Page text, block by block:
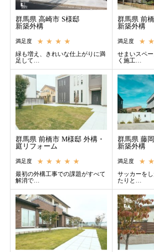
群馬県 高崎市 S様邸
新築外構
満足度 ★★★★
緑も増え、きれいな仕上がりに満
足して…
群馬県 前
新築外構
満足度
せまいスペ
く施工…
群馬県 前橋市 M様邸 外構・
庭リフォーム
満足度 ★★★★★
最初の外構工事での課題がすべて
解消で…
群馬県 藤
新築外構
満足度
サッカーを
たりと…
創園社とは
お客様の声
新着情報
お問合せ